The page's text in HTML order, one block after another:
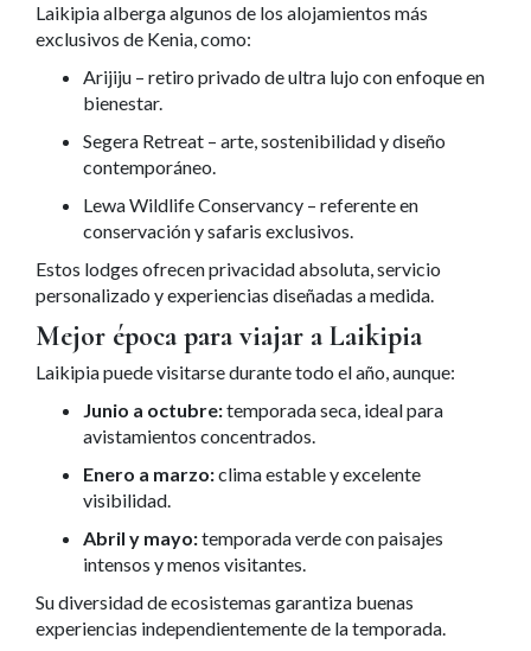
Laikipia alberga algunos de los alojamientos más
exclusivos de Kenia, como:
Arijiju – retiro privado de ultra lujo con enfoque en
bienestar.
Segera Retreat – arte, sostenibilidad y diseño
contemporáneo.
Lewa Wildlife Conservancy– referente en
conservación y safaris exclusivos.
Estos lodges ofrecen privacidad absoluta, servicio
personalizado y experiencias diseñadas a medida.
Mejor época para viajar a Laikipia
Laikipia puede visitarse durante todo el año, aunque:
Junio a octubre:temporada seca, ideal para
avistamientos concentrados.
Enero a marzo:clima estable y excelente
visibilidad.
Abril y mayo:temporada verde con paisajes
intensos y menos visitantes.
Su diversidad de ecosistemas garantiza buenas
experiencias independientemente de la temporada.